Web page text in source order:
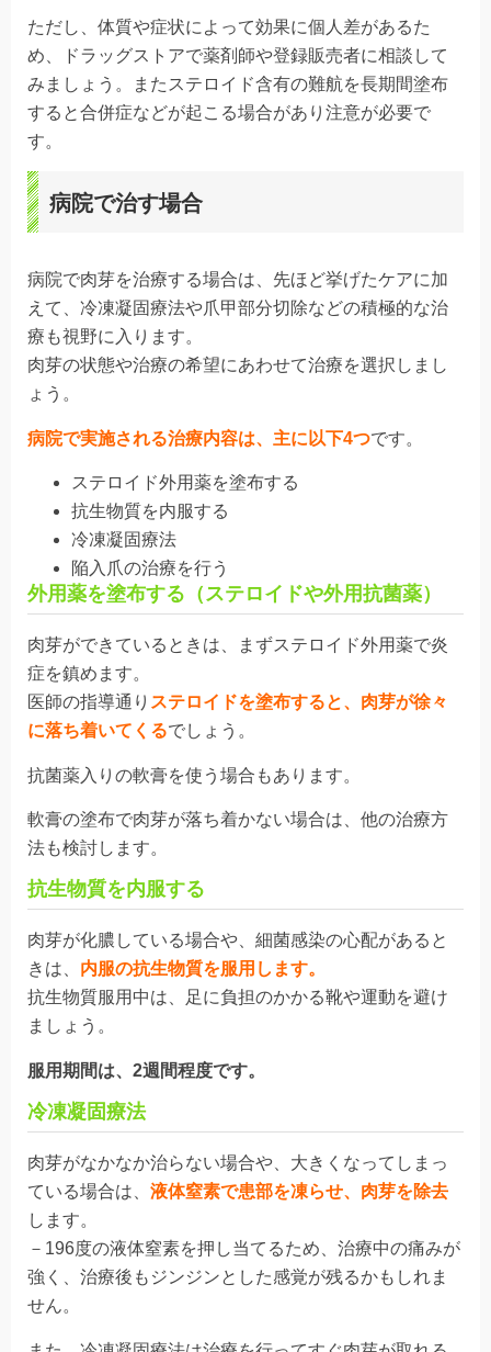
ただし、体質や症状によって効果に個人差があるた
め、ドラッグストアで薬剤師や登録販売者に相談して
みましょう。またステロイド含有の難航を長期間塗布
すると合併症などが起こる場合があり注意が必要で
す。
病院で治す場合
病院で肉芽を治療する場合は、先ほど挙げたケアに加
えて、冷凍凝固療法や爪甲部分切除などの積極的な治
療も視野に入ります。
肉芽の状態や治療の希望にあわせて治療を選択しまし
ょう。
病院で実施される治療内容は、主に以下4つです。
ステロイド外用薬を塗布する
抗生物質を内服する
冷凍凝固療法
陥入爪の治療を行う
外用薬を塗布する（ステロイドや外用抗菌薬）
肉芽ができているときは、まずステロイド外用薬で炎
症を鎮めます。
医師の指導通り ステロイドを塗布すると、肉芽が徐々
に落ち着いてくるでしょう。
抗菌薬入りの軟膏を使う場合もあります。
軟膏の塗布で肉芽が落ち着かない場合は、他の治療方
法も検討します。
抗生物質を内服する
肉芽が化膿している場合や、 細菌感染の心配があると
きは、 内服の抗生物質を服用します。
抗生物質服用中は、足に負担のかかる靴や運動を避け
ましょう。
服用期間は、2週間程度です。
冷凍凝固療法
肉芽がなかなか治らない場合や、大きくなってしまっ
ている場合は、 液体窒素で患部を凍らせ、肉芽を除去
します。
－196度の液体窒素を押し当てるため、治療中の痛みが
強く、治療後もジンジンとした感覚が残るかもしれま
せん。